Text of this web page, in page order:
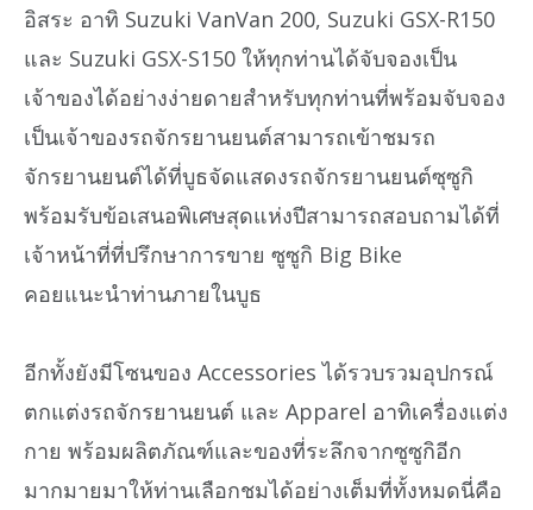
อิสระ อาทิ Suzuki VanVan 200, Suzuki GSX-R150
และ Suzuki GSX-S150 ให้ทุกท่านได้จับจองเป็น
เจ้าของได้อย่างง่ายดายสำหรับทุกท่านที่พร้อมจับจอง
เป็นเจ้าของรถจักรยานยนต์สามารถเข้าชมรถ
จักรยานยนต์ได้ที่บูธจัดแสดงรถจักรยานยนต์ซุซูกิ
พร้อมรับข้อเสนอพิเศษสุดแห่งปีสามารถสอบถามได้ที่
เจ้าหน้าที่ที่ปรึกษาการขาย ซูซูกิ Big Bike
คอยแนะนำท่านภายในบูธ
อีกทั้งยังมีโซนของ Accessories ได้รวบรวมอุปกรณ์
ตกแต่งรถจักรยานยนต์ และ Apparel อาทิเครื่องแต่ง
กาย พร้อมผลิตภัณฑ์และของที่ระลึกจากซูซูกิอีก
มากมายมาให้ท่านเลือกชมได้อย่างเต็มที่ทั้งหมดนี่คือ